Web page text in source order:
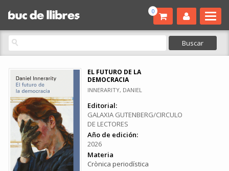
0
EL FUTURO DE LA
DEMOCRACIA
INNERARITY, DANIEL
Editorial:
GALAXIA GUTENBERG/CIRCULO
DE LECTORES
Año de edición:
2026
Materia
Crònica periodística